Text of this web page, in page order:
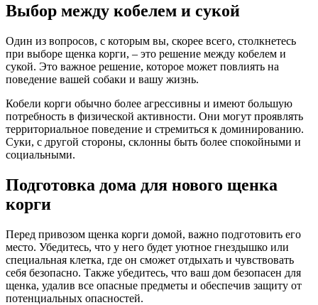
Выбор между кобелем и сукой
Один из вопросов, с которым вы, скорее всего, столкнетесь
при выборе щенка корги, – это решение между кобелем и
сукой. Это важное решение, которое может повлиять на
поведение вашей собаки и вашу жизнь.
Кобели корги обычно более агрессивны и имеют большую
потребность в физической активности. Они могут проявлять
территориальное поведение и стремиться к доминированию.
Суки, с другой стороны, склонны быть более спокойными и
социальными.
Подготовка дома для нового щенка
корги
Перед привозом щенка корги домой, важно подготовить его
место. Убедитесь, что у него будет уютное гнездышко или
специальная клетка, где он сможет отдыхать и чувствовать
себя безопасно. Также убедитесь, что ваш дом безопасен для
щенка, удалив все опасные предметы и обеспечив защиту от
потенциальных опасностей.